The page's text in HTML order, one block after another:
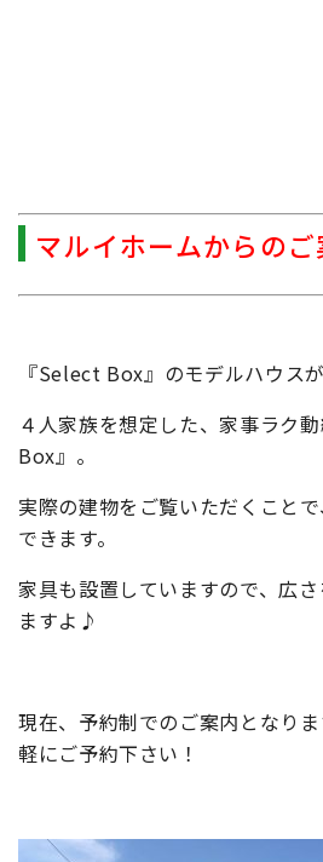
マルイホームからのご
『Select Box』のモデルハウス
４人家族を想定した、家事ラク
Box』。
実際の建物をご覧いただくこと
できます。
家具も設置していますので、広
ますよ♪
現在、予約制でのご案内となり
軽にご予約下さい！